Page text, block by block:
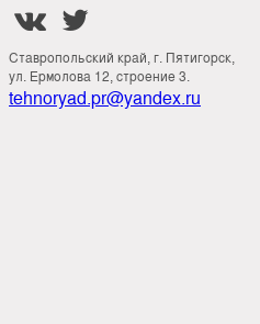
 
Ставропольский край, г. Пятигорск,
ул. Ермолова 12, строение 3.
tehnoryad.pr@yandex.ru